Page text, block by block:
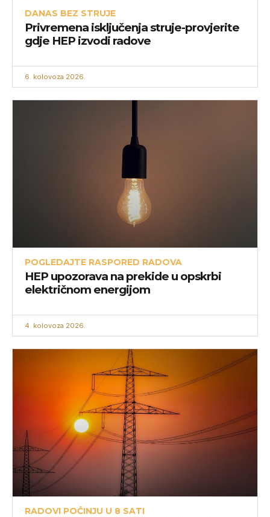
DANAS BEZ STRUJE
Privremena isključenja struje-provjerite
gdje HEP izvodi radove
6. kolovoza 2026.
POGLEDAJTE RASPORED RADOVA
HEP upozorava na prekide u opskrbi
električnom energijom
4. kolovoza 2026.
RADOVI POČINJU U 8 SATI